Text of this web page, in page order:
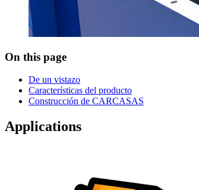
On this page
De un vistazo
Características del producto
Construcción de CARCASAS
Applications